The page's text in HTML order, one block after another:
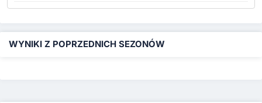
WYNIKI Z POPRZEDNICH SEZONÓW